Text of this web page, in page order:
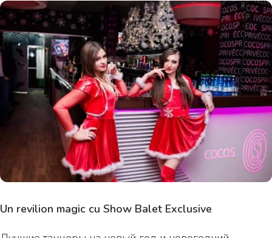
Un revilion magic cu Show Balet Exclusive